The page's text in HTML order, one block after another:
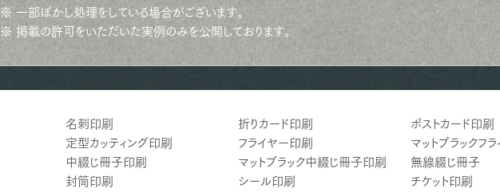
※ 一部ぼかし処理をしている場合がございます。
※ 掲載の許可をいただいた実例のみを公開しております。
名刺印刷 折りカード印刷
ポストカード印刷
定型カッティング印刷
フライヤー印刷
マットブラックフ
中綴じ冊子印刷
マットブラック中綴じ冊子印刷
無線綴じ冊子
封筒印刷
シール印刷 チケット印刷